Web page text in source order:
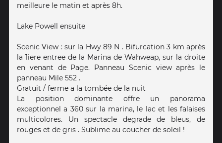
meilleure le matin et après 8h.
Lake Powell ensuite
Scenic View : sur la Hwy 89 N . Bifurcation 3 km après
la 1iere entree de la Marina de Wahweap, sur la droite
en venant de Page. Panneau Scenic view après le
panneau Mile 552 .
Gratuit / ferme a la tombée de la nuit
La position dominante offre un panorama
exceptionnel a 360 sur la marina, le lac et les falaises
multicolores. Un spectacle degrade de bleus, de
rouges et de gris . Sublime au coucher de soleil !